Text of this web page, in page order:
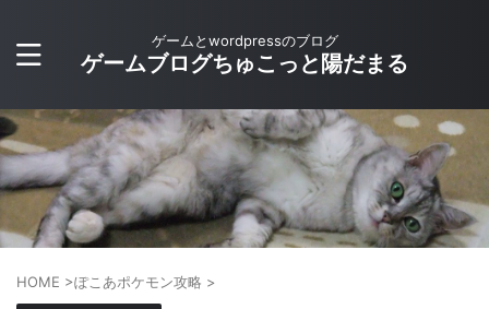
ゲームとwordpressのブログ
ゲームブログちゅこっと陽だまる
HOME >ぽこあポケモン攻略 >